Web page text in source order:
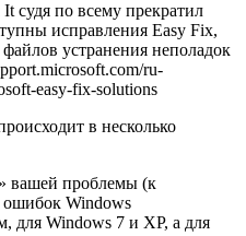
судя по всему прекратил
исправления Easy Fix,
устранения неполадок
ru-
easy-fix-solutions
в несколько
вашей проблемы (к
Windows
для Windows 7 и XP, а для